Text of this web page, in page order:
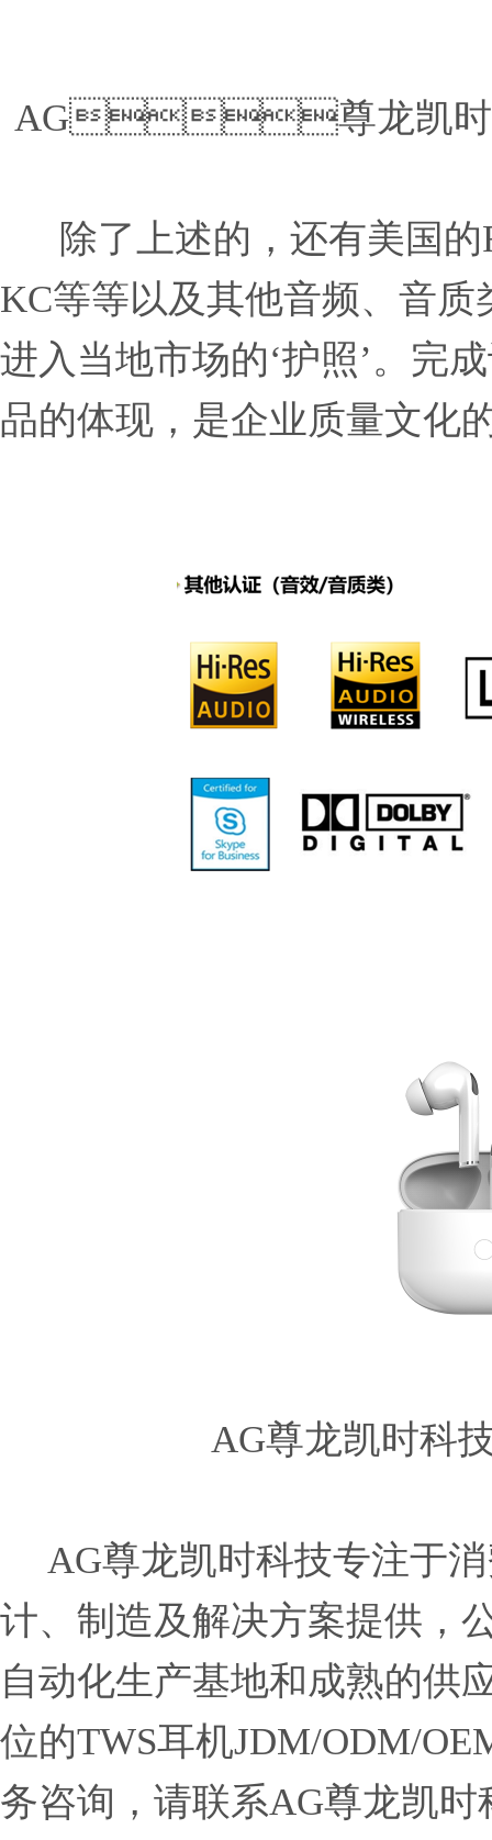
AG尊龙凯
 除了上述的，还
KC等等以及其他音频、音
进入当地市场的‘护照’。完
品的体现，是企业质量文化
AG尊龙凯
AG尊龙凯时科技专注于
计、制造及解决方案提供，
自动化生产基地和成熟的供
位的TWS耳机JDM/ODM/
务咨询，请联系AG尊龙凯